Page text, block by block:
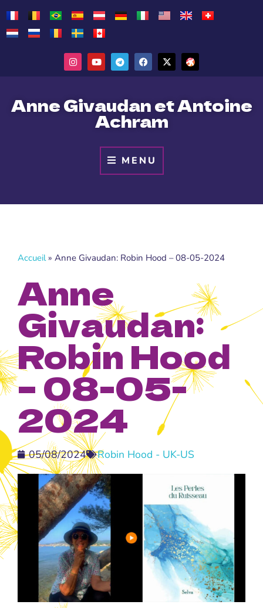
Anne Givaudan et Antoine
Achram
MENU
Accueil» Anne Givaudan: Robin Hood – 08-05-2024
Anne
Givaudan:
Robin Hood
– 08-05-
2024
05/08/2024 Robin Hood - UK-US